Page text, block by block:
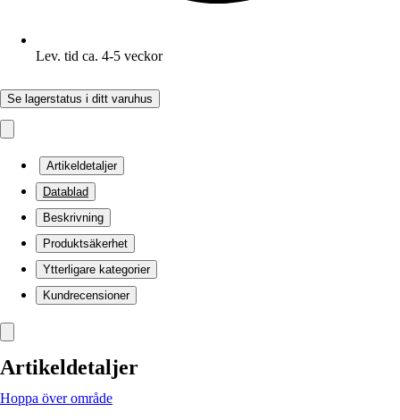
Lev. tid ca. 4-5 veckor
Se lagerstatus i ditt varuhus
Artikeldetaljer
Datablad
Beskrivning
Produktsäkerhet
Ytterligare kategorier
Kundrecensioner
Artikeldetaljer
Hoppa över område